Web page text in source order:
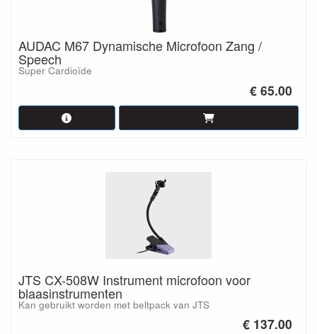
AUDAC M67 Dynamische Microfoon Zang /
Speech
Super Cardioïde
€ 65.00
JTS CX-508W Instrument microfoon voor
blaasinstrumenten
Kan gebruikt worden met beltpack van JTS
€ 137.00